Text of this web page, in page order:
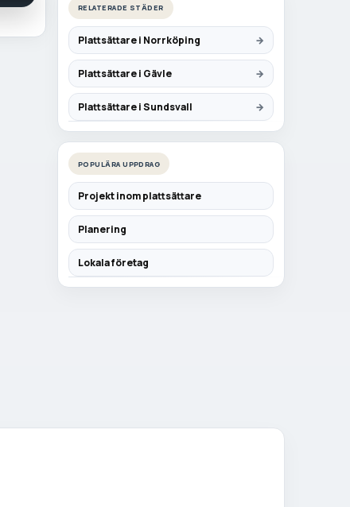
RELATERADE STÄDER
Plattsättare i Norrköping
Plattsättare i Gävle
Plattsättare i Sundsvall
POPULÄRA UPPDRAG
Projekt inom plattsättare
Planering
Lokala företag